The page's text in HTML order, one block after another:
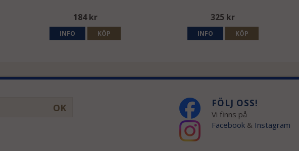
184 kr
INFO KÖP
325 kr
INFO KÖP
OK FÖLJ OSS!
Vi finns på
Facebook & Instagram